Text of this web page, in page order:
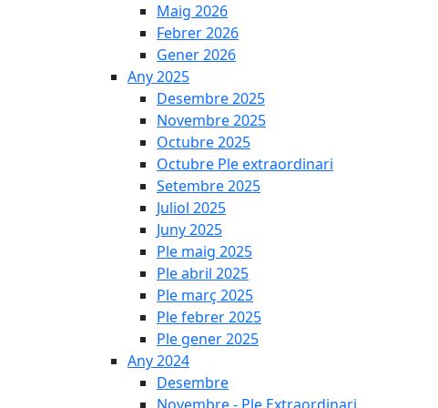
Maig 2026
Febrer 2026
Gener 2026
Any 2025
Desembre 2025
Novembre 2025
Octubre 2025
Octubre Ple extraordinari
Setembre 2025
Juliol 2025
Juny 2025
Ple maig 2025
Ple abril 2025
Ple març 2025
Ple febrer 2025
Ple gener 2025
Any 2024
Desembre